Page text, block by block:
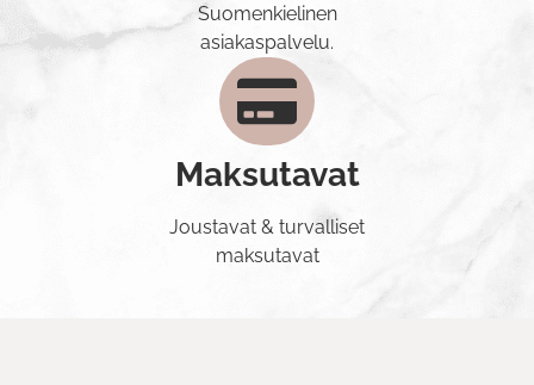
Suomenkielinen
asiakaspalvelu.
Maksutavat
Joustavat & turvalliset
maksutavat